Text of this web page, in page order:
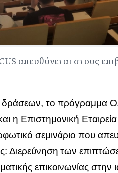
απευθύνεται στους
το πρόγραμμα
η Επιστημονική
σεμινάριο που
Διερεύνηση των
επικοινωνίας στην